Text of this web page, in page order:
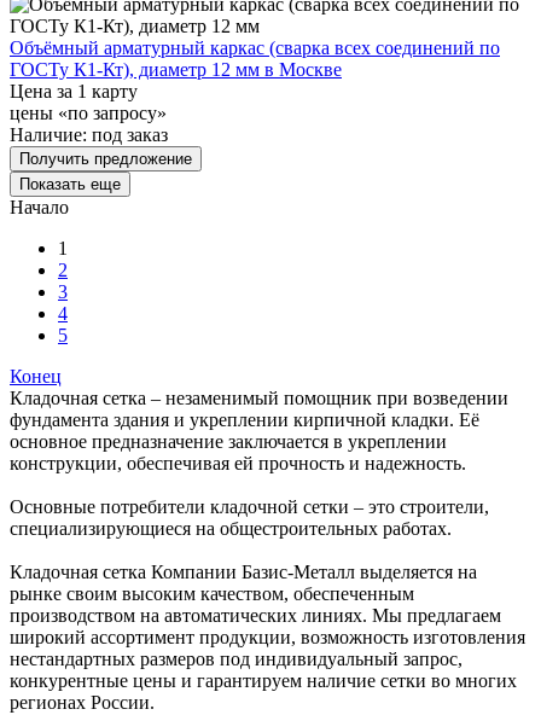
Объёмный арматурный каркас (сварка всех соединений по
ГОСТу К1-Кт), диаметр 12 мм в Москве
Цена за 1 карту
цены «по запросу»
Наличие: под заказ
Получить предложение
Показать еще
Начало
1
2
3
4
5
Конец
Кладочная сетка – незаменимый помощник при возведении
фундамента здания и укреплении кирпичной кладки. Её
основное предназначение заключается в укреплении
конструкции, обеспечивая ей прочность и надежность.
Основные потребители кладочной сетки – это строители,
специализирующиеся на общестроительных работах.
Кладочная сетка Компании Базис-Металл выделяется на
рынке своим высоким качеством, обеспеченным
производством на автоматических линиях. Мы предлагаем
широкий ассортимент продукции, возможность изготовления
нестандартных размеров под индивидуальный запрос,
конкурентные цены и гарантируем наличие сетки во многих
регионах России.